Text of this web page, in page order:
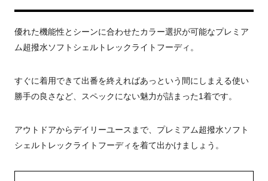
優れた機能性とシーンに合わせたカラー選択が可能なプレミア
ム超撥水ソフトシェルトレックライトフーディ。
すぐに着用できて出番を終えればあっという間にしまえる使い
勝手の良さなど、スペックにない魅力が詰まった1着です。
アウトドアからデイリーユースまで、プレミアム超撥水ソフト
シェルトレックライトフーディを着て出かけましょう。